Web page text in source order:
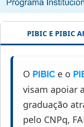
PIBIC E PIBIC
O PIBIC e o
visam apoiar
graduação
pelo CNPq,